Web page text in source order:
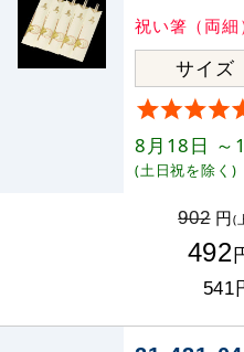
祝い箸（両細
サイズ
8月18日 ～
(土日祝を除く)
902円(
492
541